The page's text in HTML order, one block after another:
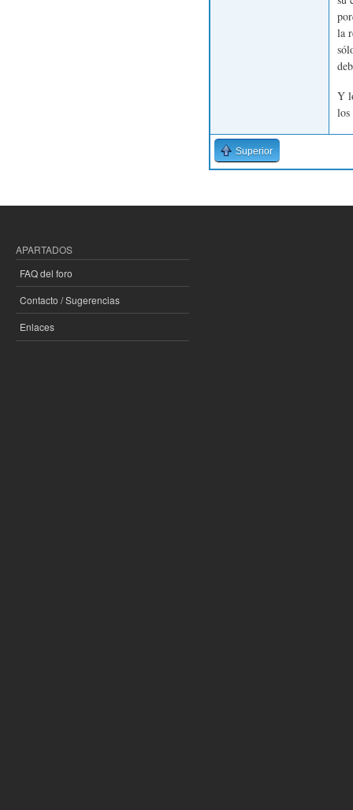
la
Y
los
Superior
APARTADOS
FAQ del foro
Contacto / Sugerencias
Enlaces